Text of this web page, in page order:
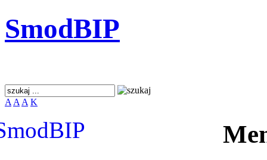
SmodBIP
A A A K